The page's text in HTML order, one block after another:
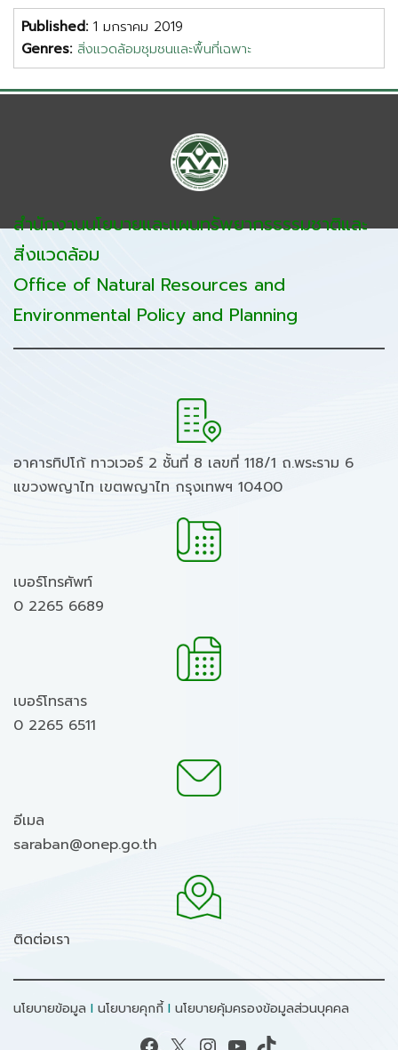
Published: 1 มกราคม 2019
Genres: สิ่งแวดล้อมชุมชนและพื้นที่เฉพาะ
สำนักงานนโยบายและแผนทรัพยากรธรรมชาติและ
สิ่งแวดล้อม
Office of Natural Resources and
Environmental Policy and Planning
อาคารทิปโก้ ทาวเวอร์ 2 ชั้นที่ 8 เลขที่ 118/1 ถ.พระราม 6
แขวงพญาไท เขตพญาไท กรุงเทพฯ 10400
เบอร์โทรศัพท์
0 2265 6689
เบอร์โทรสาร
0 2265 6511
อีเมล
saraban@onep.go.th
ติดต่อเรา
นโยบายข้อมูล I นโยบายคุกกี้ I นโยบายคุ้มครองข้อมูลส่วนบุคคล